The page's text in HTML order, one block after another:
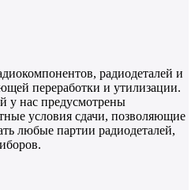
радиодеталей и
переработки и утилизации.
у нас предусмотрены
условия сдачи, позволяющие
любые партии радиодеталей,